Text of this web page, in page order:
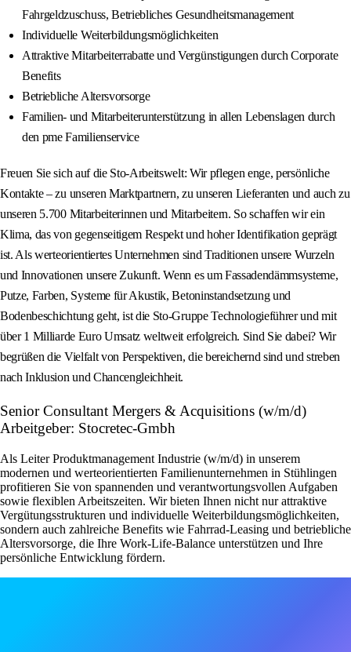
Fahrgeldzuschuss, Betriebliches Gesundheitsmanagement
Individuelle Weiterbildungsmöglichkeiten
Attraktive Mitarbeiterrabatte und Vergünstigungen durch Corporate
Benefits
Betriebliche Altersvorsorge
Familien- und Mitarbeiterunterstützung in allen Lebenslagen durch
den pme Familienservice
Freuen Sie sich auf die Sto-Arbeitswelt: Wir pflegen enge, persönliche
Kontakte – zu unseren Marktpartnern, zu unseren Lieferanten und auch zu
unseren 5.700 Mitarbeiterinnen und Mitarbeitern. So schaffen wir ein
Klima, das von gegenseitigem Respekt und hoher Identifikation geprägt
ist. Als werteorientiertes Unternehmen sind Traditionen unsere Wurzeln
und Innovationen unsere Zukunft. Wenn es um Fassadendämmsysteme,
Putze, Farben, Systeme für Akustik, Betoninstandsetzung und
Bodenbeschichtung geht, ist die Sto-Gruppe Technologieführer und mit
über 1 Milliarde Euro Umsatz weltweit erfolgreich. Sind Sie dabei? Wir
begrüßen die Vielfalt von Perspektiven, die bereichernd sind und streben
nach Inklusion und Chancengleichheit.
Senior Consultant Mergers & Acquisitions (w/m/d)
Arbeitgeber: Stocretec-Gmbh
Als Leiter Produktmanagement Industrie (w/m/d) in unserem
modernen und werteorientierten Familienunternehmen in Stühlingen
profitieren Sie von spannenden und verantwortungsvollen Aufgaben
sowie flexiblen Arbeitszeiten. Wir bieten Ihnen nicht nur attraktive
Vergütungsstrukturen und individuelle Weiterbildungsmöglichkeiten,
sondern auch zahlreiche Benefits wie Fahrrad-Leasing und betriebliche
Altersvorsorge, die Ihre Work-Life-Balance unterstützen und Ihre
persönliche Entwicklung fördern.